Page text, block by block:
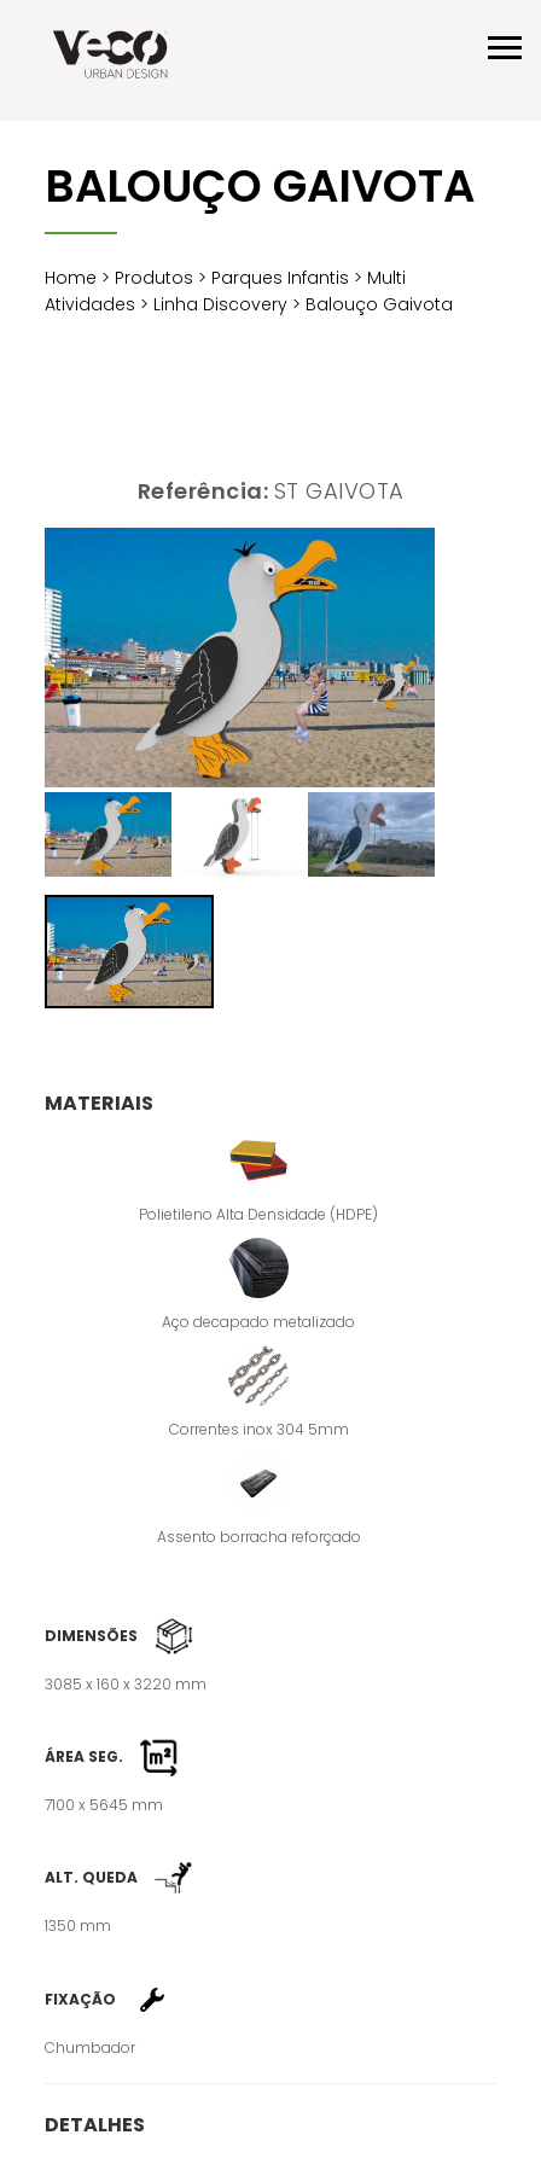
BALOUÇO GAIVOTA
Home > Produtos > Parques Infantis > Multi
Atividades > Linha Discovery > Balouço Gaivota
Referência: ST GAIVOTA
MATERIAIS
Polietileno Alta Densidade (HDPE)
Aço decapado metalizado
Correntes inox 304 5mm
Assento borracha reforçado
DIMENSÕES
3085 x 160 x 3220 mm
ÁREA SEG.
7100 x 5645 mm
ALT. QUEDA
1350 mm
FIXAÇÃO
Chumbador
DETALHES